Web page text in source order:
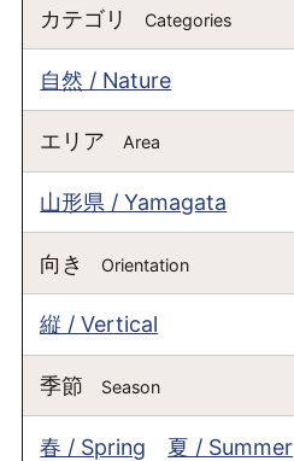
カテゴリ Categories
自然 / Nature
エリア Area
山形県 / Yamagata
向き Orientation
縦 / Vertical
季節 Season
春 / Spring 夏 / Summer